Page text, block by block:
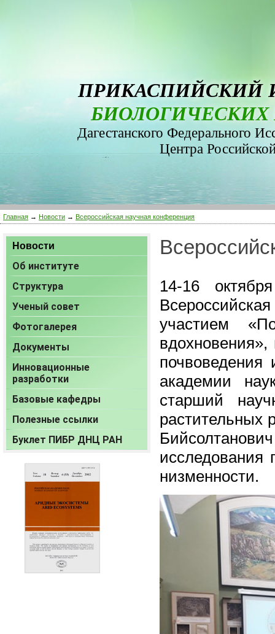
ПРИКАСПИЙСКИЙ
БИОЛОГИЧЕСКИХ
Дагестанского Федерального
Центра
Главная → Новости → Всероссийская научная конференция
Новости
Об институте
Структура
Ученый совет
Фотогалерея
Документы
Инновационные
разработки
Базовые кафедры
Полезные ссылки
Буклет ПИБР ДНЦ РАН
14-16
участием
академии
старший
исследования
низменности.